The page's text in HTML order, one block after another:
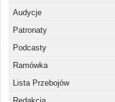
Audycje
Patronaty
Podcasty
Ramówka
Lista Przebojów